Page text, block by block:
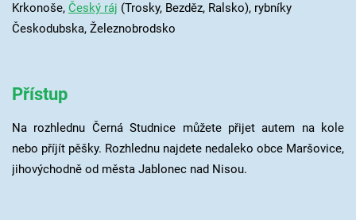
Krkonoše, Český ráj (Trosky, Bezděz, Ralsko), rybníky
Českodubska, Železnobrodsko
Přístup
Na rozhlednu Černá Studnice můžete přijet autem na kole
nebo příjít pěšky. Rozhlednu najdete nedaleko obce Maršovice,
jihovýchodně od města Jablonec nad Nisou.